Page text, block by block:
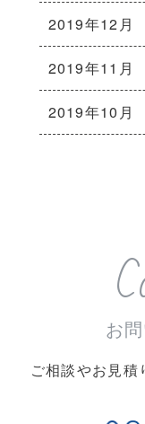
2019年12月
2019年11月
2019年10月
お
ご相談やお見